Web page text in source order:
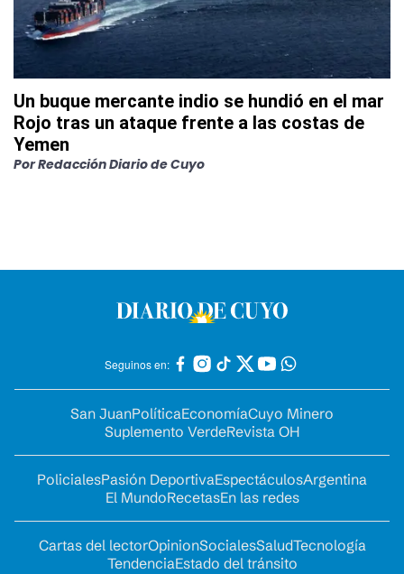
Un buque mercante indio se hundió en el mar
Rojo tras un ataque frente a las costas de
Yemen
PorRedacción Diario de Cuyo
Seguinos en:
San JuanPolíticaEconomíaCuyo Minero
Suplemento VerdeRevista OH
PolicialesPasión DeportivaEspectáculosArgentina
El MundoRecetasEn las redes
Cartas del lectorOpinionSocialesSaludTecnología
TendenciaEstado del tránsito